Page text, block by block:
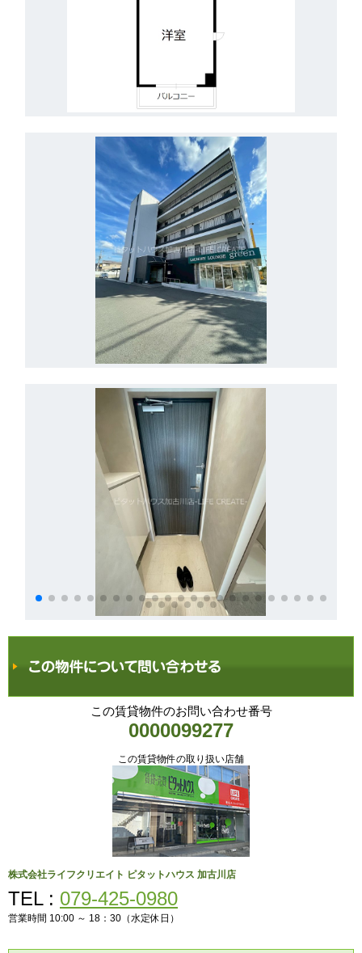
この賃貸物件のお問い合わせ番号
0000099277
この賃貸物件の取り扱い店舗
株式会社ライフクリエイト ピタットハウス 加古川店
TEL : 079-425-0980
営業時間 10:00 ～ 18：30（水定休日）